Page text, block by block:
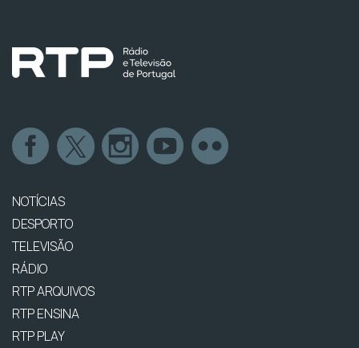
NOTÍCIAS
DESPORTO
TELEVISÃO
RÁDIO
RTP ARQUIVOS
RTP ENSINA
RTP PLAY